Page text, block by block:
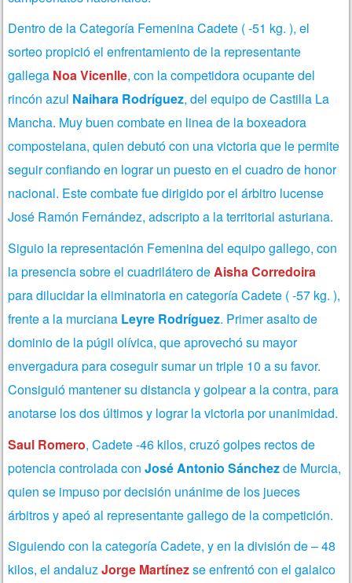
Dentro de la Categoría Femenina Cadete ( -51 kg. ), el
sorteo propició el enfrentamiento de la representante
gallega Noa Vicenlle, con la competidora ocupante del
rincón azul Naihara Rodríguez, del equipo de Castilla La
Mancha. Muy buen combate en linea de la boxeadora
compostelana, quien debutó con una victoria que le permite
seguir confiando en lograr un puesto en el cuadro de honor
nacional. Este combate fue dirigido por el árbitro lucense
José Ramón Fernández, adscripto a la territorial asturiana.
Siguio la representación Femenina del equipo gallego, con
la presencia sobre el cuadrilátero deAisha Corredoira
para dilucidar la eliminatoria en categoría Cadete ( -57 kg. ),
frente a la murciana Leyre Rodríguez. Primer asalto de
dominio de la púgil olívica, que aprovechó su mayor
envergadura para coseguir sumar un triple 10 a su favor.
Consiguió mantener su distancia y golpear a la contra, para
anotarse los dos últimos y lograr la victoria por unanimidad.
Saul Romero, Cadete -46 kilos, cruzó golpes rectos de
potencia controlada conJosé Antonio Sánchezde Murcia,
quien se impuso por decisión unánime de los jueces
árbitros y apeó al representante gallego de la competición.
Siguiendo con la categoría Cadete, y en la división de – 48
kilos, el andaluzJorge Martínezse enfrentó con el galaico